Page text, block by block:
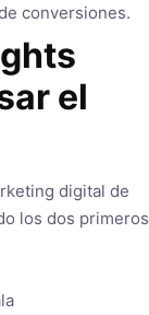
conversiones.
el
digital de
los dos primeros